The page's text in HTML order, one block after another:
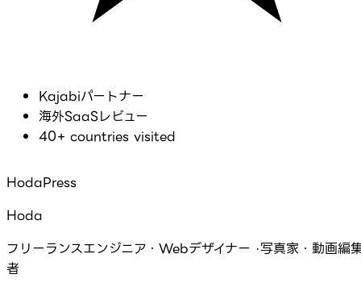
Kajabiパートナー
海外SaaSレビュー
40+ countries visited
HodaPress
Hoda
フリーランスエンジニア・Webデザイナー ·写真家・動画編
者